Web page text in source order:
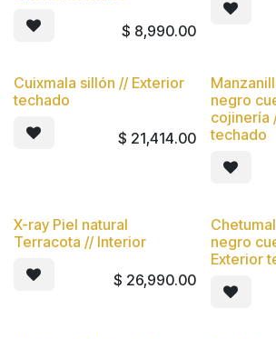
$ 8,990.00
Nuevo
Cuixmala sillón // Exterior
techado
$ 21,414.00
Nuevo
negro
cojinería
techado
Nuevo
X-ray Piel natural
Terracota // Interior
$ 26,990.00
Nuevo
negro
Exterior